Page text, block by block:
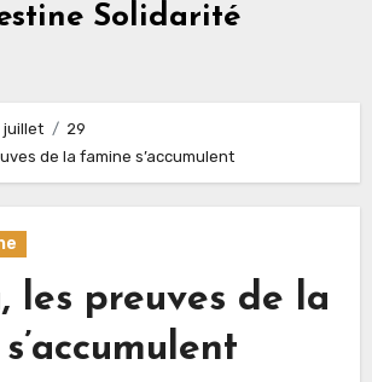
Solidarité
juillet
29
de la famine s’accumulent
les preuves de la